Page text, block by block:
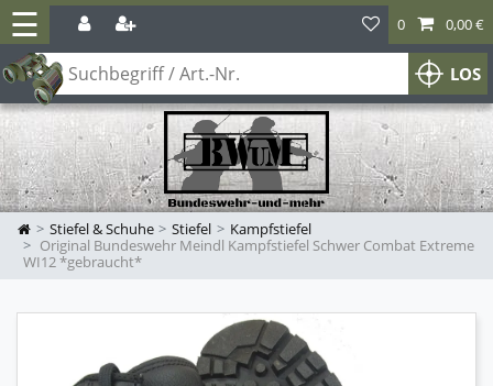
☰
LOS
0 0,00 €
Stiefel & Schuhe Stiefel
Kampfstiefel
Original Bundeswehr Meindl Kampfstiefel Schwer Combat Extreme
WI12 *gebraucht*